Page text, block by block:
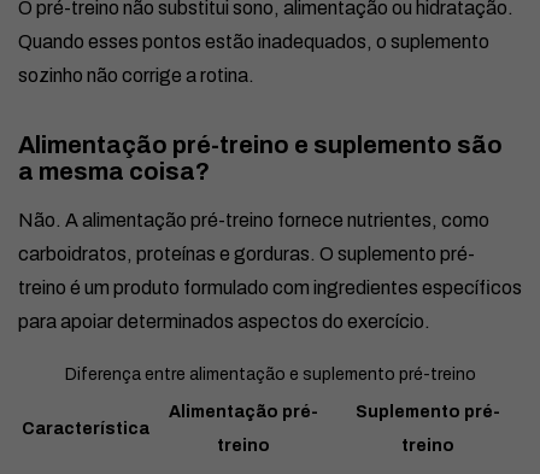
O pré-treino não substitui sono, alimentação ou hidratação.
Quando esses pontos estão inadequados, o suplemento
sozinho não corrige a rotina.
Alimentação pré-treino e suplemento são
a mesma coisa?
Não. A alimentação pré-treino fornece nutrientes, como
carboidratos, proteínas e gorduras. O suplemento pré-
treino é um produto formulado com ingredientes específicos
para apoiar determinados aspectos do exercício.
Diferença entre alimentação e suplemento pré-treino
Característica
Alimentação pré-
treino
Suplemento pré-
treino